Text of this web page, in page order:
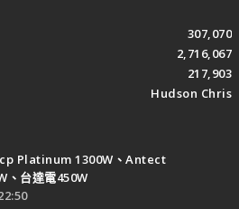
307,070
2,716,067
217,903
Hudson Chris
Platinum 1300W、Antect
台達電450W